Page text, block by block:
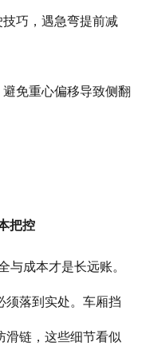
巧，遇急弯提前减
免重心偏移导致侧翻
把控
与成本才是长远账。
须落到实处。车厢挡
滑链，这些细节看似